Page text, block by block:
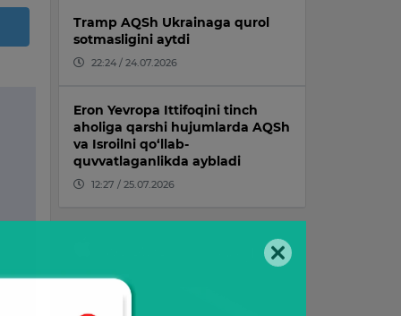
Tramp AQSh Ukrainaga qurol
sotmasligini aytdi
22:24 / 24.07.2026
Eron Yevropa Ittifoqini tinch
aholiga qarshi hujumlarda AQSh
va Isroilni qo‘llab-
quvvatlaganlikda aybladi
12:27 / 25.07.2026